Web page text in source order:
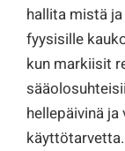
hallita mistä
fyysisille
kun markiisit
hellepäivinä
käyttötarvetta.